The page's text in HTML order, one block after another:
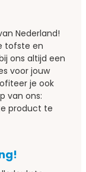
Nederland!
tofste en
ons altijd een
voor jouw
je ook
van ons:
product te